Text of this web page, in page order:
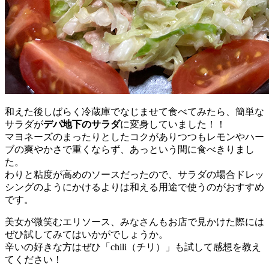
和えた後しばらく冷蔵庫でなじませて食べてみたら、簡単な
サラダがデパ地下のサラダに変身していました！！
マヨネーズのまったりとしたコクがありつつもレモンやハー
ブの爽やかさで重くならず、あっという間に食べきりまし
た。
わりと粘度が高めのソースだったので、サラダの場合ドレッ
シングのようにかけるよりは和える用途で使うのがおすすめ
です。
美女が微笑むエリソース、みなさんもお店で見かけた際には
ぜひ試してみてはいかがでしょうか。
辛いの好きな方はぜひ「chili（チリ）」も試して感想を教え
てください！